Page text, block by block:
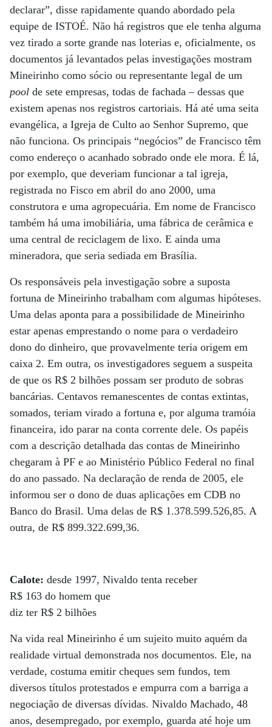
declarar”, disse rapidamente quando abordado pela
equipe de ISTOÉ. Não há registros que ele tenha alguma
vez tirado a sorte grande nas loterias e, oficialmente, os
documentos já levantados pelas investigações mostram
Mineirinho como sócio ou representante legal de um
pool de sete empresas, todas de fachada – dessas que
existem apenas nos registros cartoriais. Há até uma seita
evangélica, a Igreja de Culto ao Senhor Supremo, que
não funciona. Os principais “negócios” de Francisco têm
como endereço o acanhado sobrado onde ele mora. É lá,
por exemplo, que deveriam funcionar a tal igreja,
registrada no Fisco em abril do ano 2000, uma
construtora e uma agropecuária. Em nome de Francisco
também há uma imobiliária, uma fábrica de cerâmica e
uma central de reciclagem de lixo. E ainda uma
mineradora, que seria sediada em Brasília.
Os responsáveis pela investigação sobre a suposta
fortuna de Mineirinho trabalham com algumas hipóteses.
Uma delas aponta para a possibilidade de Mineirinho
estar apenas emprestando o nome para o verdadeiro
dono do dinheiro, que provavelmente teria origem em
caixa 2. Em outra, os investigadores seguem a suspeita
de que os R$ 2 bilhões possam ser produto de sobras
bancárias. Centavos remanescentes de contas extintas,
somados, teriam virado a fortuna e, por alguma tramóia
financeira, ido parar na conta corrente dele. Os papéis
com a descrição detalhada das contas de Mineirinho
chegaram à PF e ao Ministério Público Federal no final
do ano passado. Na declaração de renda de 2005, ele
informou ser o dono de duas aplicações em CDB no
Banco do Brasil. Uma delas de R$ 1.378.599.526,85. A
outra, de R$ 899.322.699,36.
Calote: desde 1997, Nivaldo tenta receber
R$ 163 do homem que
diz ter R$ 2 bilhões
Na vida real Mineirinho é um sujeito muito aquém da
realidade virtual demonstrada nos documentos. Ele, na
verdade, costuma emitir cheques sem fundos, tem
diversos títulos protestados e empurra com a barriga a
negociação de diversas dívidas. Nivaldo Machado, 48
anos, desempregado, por exemplo, guarda até hoje um